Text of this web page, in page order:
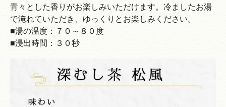
青々とした香りがお楽しみいただけます。冷ましたお湯
で淹れていただき、ゆっくりとお楽しみください。
■湯の温度：７０～８０度
■浸出時間：３０秒